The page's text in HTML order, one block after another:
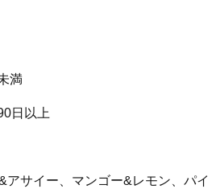
満
日以上
アサイー、マンゴー&レモン、パイ